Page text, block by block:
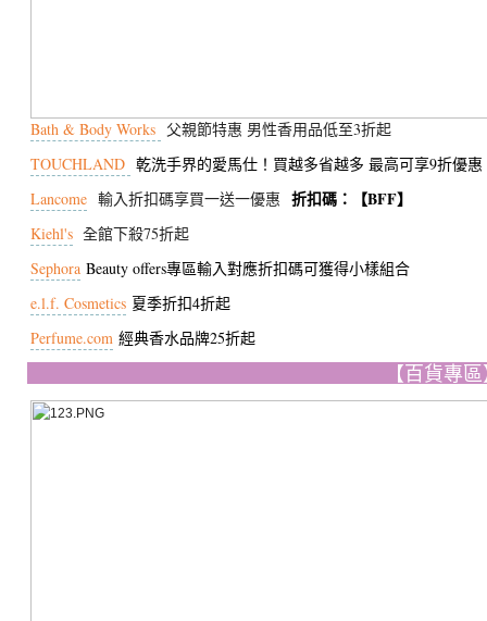
Bath & Body Works 父親節特惠 男性香用品低至3折起
TOUCHLAND 乾洗手界的愛馬仕！買越多省越多 最高可享9折優惠
Lancome 輸入折扣碼享買一送一優惠 折扣碼：【BFF】
Kiehl's全館下殺75折起
Sephora Beauty offers專區輸入對應折扣碼可獲得小樣組合
e.l.f. Cosmetics 夏季折扣4折起
Perfume.com 經典香水品牌25折起
【百貨專